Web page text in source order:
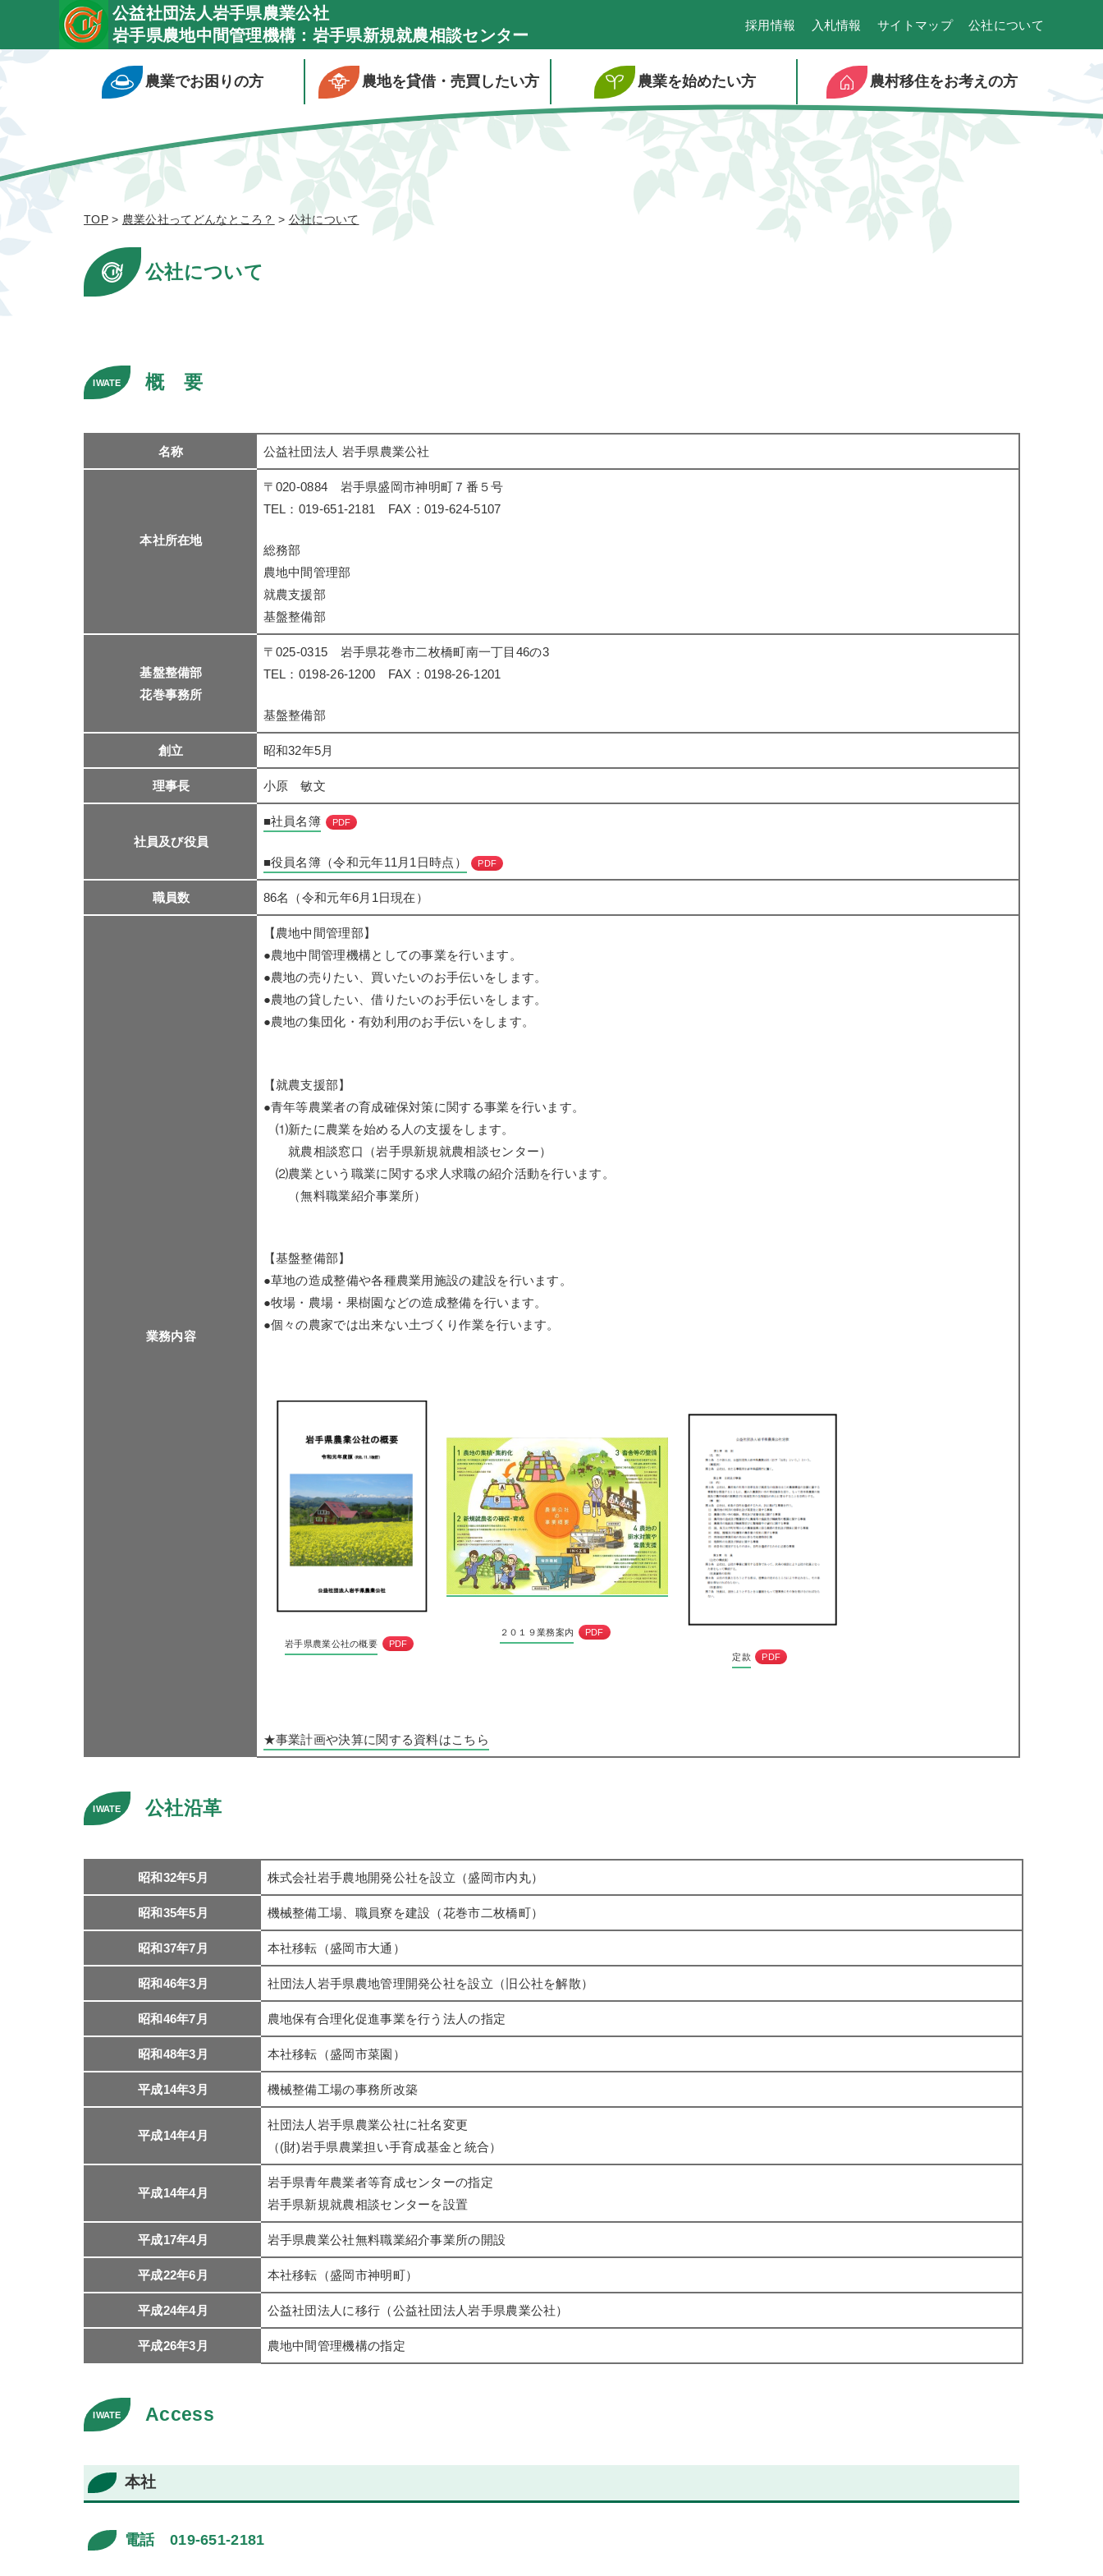
公益社団法人岩手県農業公社
岩手県農地中間管理機構：岩手県新規就農相談センター
採用情報 入札情報 サイトマップ 公社について
農業でお困りの方 農地を貸借・売買したい方 農業を始めたい方 農村移住をお考えの方
TOP> 農業公社ってどんなところ？ > 公社について
公社について
概 要
名称 公益社団法人 岩手県農業公社
本社所在地
〒020-0884 岩手県盛岡市神明町７番５号
TEL：019-651-2181 FAX：019-624-5107
総務部
農地中間管理部
就農支援部
基盤整備部
基盤整備部
花巻事務所
〒025-0315 岩手県花巻市二枚橋町南一丁目46の3
TEL：0198-26-1200 FAX：0198-26-1201
基盤整備部
創立 昭和32年5月
理事長 小原 敏文
社員及び役員
■社員名簿 PDF
■役員名簿（令和元年11月1日時点） PDF
職員数 86名（令和元年6月1日現在）
業務内容
【農地中間管理部】
●農地中間管理機構としての事業を行います。
●農地の売りたい、買いたいのお手伝いをします。
●農地の貸したい、借りたいのお手伝いをします。
●農地の集団化・有効利用のお手伝いをします。
【就農支援部】
●青年等農業者の育成確保対策に関する事業を行います。
⑴新たに農業を始める人の支援をします。
就農相談窓口（岩手県新規就農相談センター）
⑵農業という職業に関する求人求職の紹介活動を行います。
（無料職業紹介事業所）
【基盤整備部】
●草地の造成整備や各種農業用施設の建設を行います。
●牧場・農場・果樹園などの造成整備を行います。
●個々の農家では出来ない土づくり作業を行います。
岩手県農業公社の概要 PDF
２０１９業務案内 PDF
定款 PDF
★事業計画や決算に関する資料はこちら
公社沿革
昭和32年5月 株式会社岩手農地開発公社を設立（盛岡市内丸）
昭和35年5月 機械整備工場、職員寮を建設（花巻市二枚橋町）
昭和37年7月 本社移転（盛岡市大通）
昭和46年3月 社団法人岩手県農地管理開発公社を設立（旧公社を解散）
昭和46年7月 農地保有合理化促進事業を行う法人の指定
昭和48年3月 本社移転（盛岡市菜園）
平成14年3月 機械整備工場の事務所改築
平成14年4月
社団法人岩手県農業公社に社名変更
（(財)岩手県農業担い手育成基金と統合）
平成14年4月
岩手県青年農業者等育成センターの指定
岩手県新規就農相談センターを設置
平成17年4月 岩手県農業公社無料職業紹介事業所の開設
平成22年6月 本社移転（盛岡市神明町）
平成24年4月 公益社団法人に移行（公益社団法人岩手県農業公社）
平成26年3月 農地中間管理機構の指定
Access
本社
電話 019-651-2181